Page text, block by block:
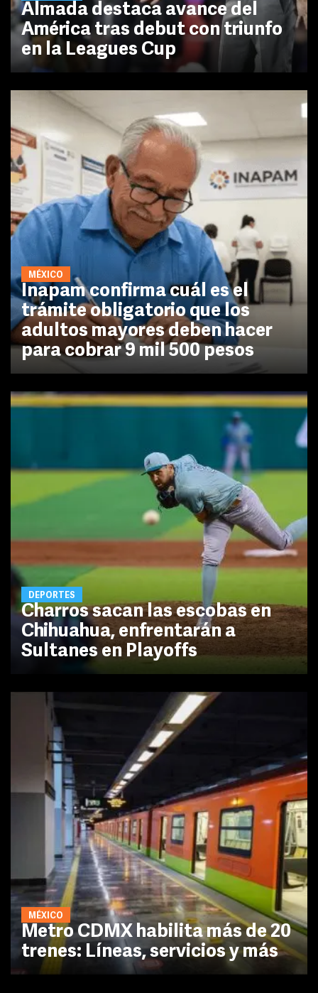
Almada destaca avance del
América tras debut con triunfo
en la Leagues Cup
MÉXICO
Inapam confirma cuál es el
trámite obligatorio que los
adultos mayores deben hacer
para cobrar 9 mil 500 pesos
DEPORTES
Charros sacan las escobas en
Chihuahua, enfrentarán a
Sultanes en Playoffs
MÉXICO
Metro CDMX habilita más de 20
trenes: Líneas, servicios y más